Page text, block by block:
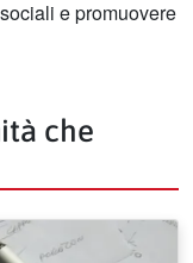
e promuovere
che